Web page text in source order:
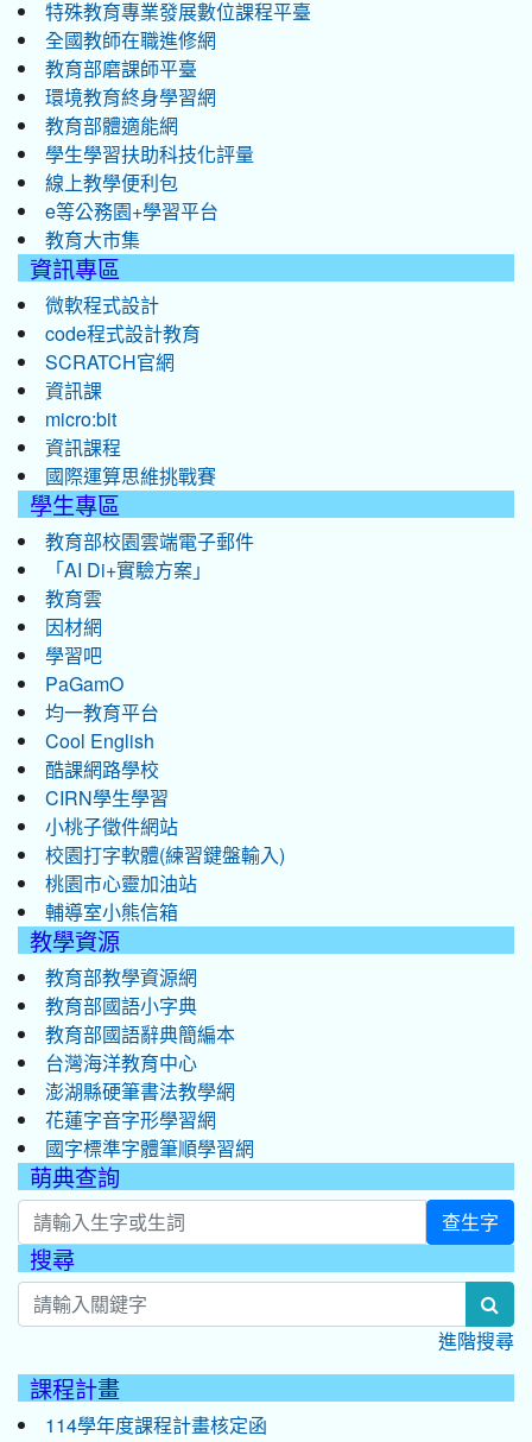
特殊教育專業發展數位課程平臺
全國教師在職進修網
教育部磨課師平臺
環境教育終身學習網
教育部體適能網
學生學習扶助科技化評量
線上教學便利包
e等公務園+學習平台
教育大市集
資訊專區
微軟程式設計
code程式設計教育
SCRATCH官網
資訊課
micro:bit
資訊課程
國際運算思維挑戰賽
學生專區
教育部校園雲端電子郵件
「AI Di+實驗方案」
教育雲
因材網
學習吧
PaGamO
均一教育平台
Cool English
酷課網路學校
CIRN學生學習
小桃子徵件網站
校園打字軟體(練習鍵盤輸入)
桃園市心靈加油站
輔導室小熊信箱
教學資源
教育部教學資源網
教育部國語小字典
教育部國語辭典簡編本
台灣海洋教育中心
澎湖縣硬筆書法教學網
花蓮字音字形學習網
國字標準字體筆順學習網
萌典查詢
查生字
搜尋
進階搜尋
課程計畫
114學年度課程計畫核定函